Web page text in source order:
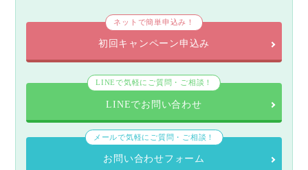
ネットで簡単申込み！
初回キャンペーン申込み
LINEで気軽にご質問・ご相談！
LINEでお問い合わせ
メールで気軽にご質問・ご相談！
お問い合わせフォーム